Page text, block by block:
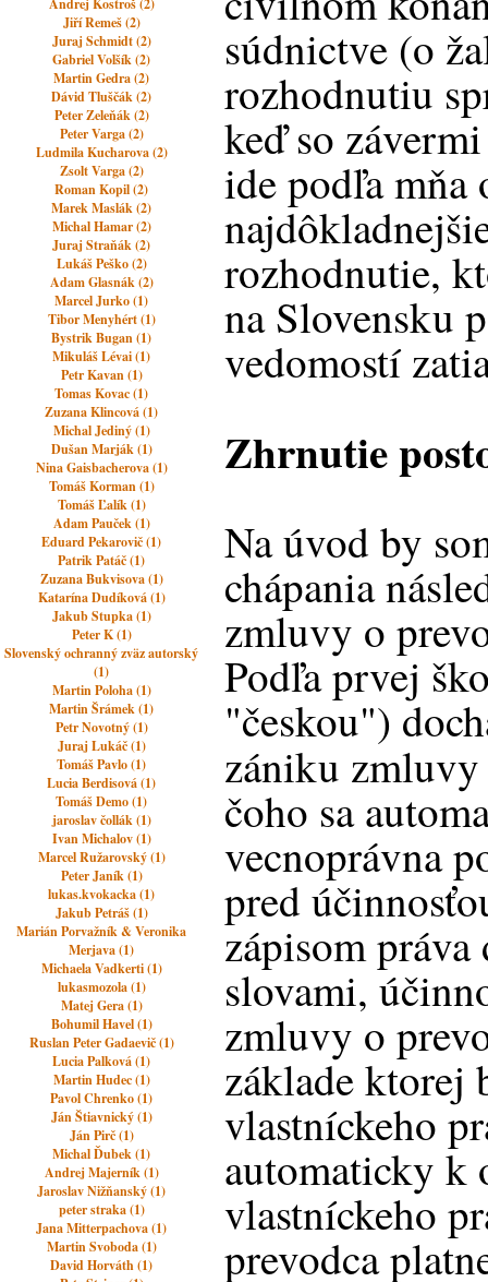
Andrej Kostroš (2)
Jiří Remeš (2)
Juraj Schmidt (2)
Gabriel Volšík (2)
Martin Gedra (2)
Dávid Tluščák (2)
Peter Zeleňák (2)
Peter Varga (2)
Ludmila Kucharova (2)
Zsolt Varga (2)
Roman Kopil (2)
Marek Maslák (2)
Michal Hamar (2)
Juraj Straňák (2)
Lukáš Peško (2)
Adam Glasnák (2)
Marcel Jurko (1)
Tibor Menyhért (1)
Bystrik Bugan (1)
Mikuláš Lévai (1)
Petr Kavan (1)
Tomas Kovac (1)
Zuzana Klincová (1)
Michal Jediný (1)
Dušan Marják (1)
Nina Gaisbacherova (1)
Tomáš Korman (1)
Tomáš Ľalík (1)
Adam Pauček (1)
Eduard Pekarovič (1)
Patrik Patáč (1)
Zuzana Bukvisova (1)
Katarína Dudíková (1)
Jakub Stupka (1)
Peter K (1)
Slovenský ochranný zväz autorský
(1)
Martin Poloha (1)
Martin Šrámek (1)
Petr Novotný (1)
Juraj Lukáč (1)
Tomáš Pavlo (1)
Lucia Berdisová (1)
Tomáš Demo (1)
jaroslav čollák (1)
Ivan Michalov (1)
Marcel Ružarovský (1)
Peter Janík (1)
lukas.kvokacka (1)
Jakub Petráš (1)
Marián Porvažník & Veronika
Merjava (1)
Michaela Vadkerti (1)
lukasmozola (1)
Matej Gera (1)
Bohumil Havel (1)
Ruslan Peter Gadaevič (1)
Lucia Palková (1)
Martin Hudec (1)
Pavol Chrenko (1)
Ján Štiavnický (1)
Ján Pirč (1)
Michal Ďubek (1)
Andrej Majerník (1)
Jaroslav Nižňanský (1)
peter straka (1)
Jana Mitterpachova (1)
Martin Svoboda (1)
David Horváth (1)
súdnictve (o
rozhodnutiu
keď so
ide podľa mňa
rozhodnutie,
na Slovensku
vedomostí
Zhrnutie
Na úvod by
chápania
zmluvy o
Podľa prvej
"českou")
zániku
čoho sa
vecnoprávna
pred
zápisom
slovami,
zmluvy o
základe ktorej
vlastníckeho
automaticky k
vlastníckeho
prevodca